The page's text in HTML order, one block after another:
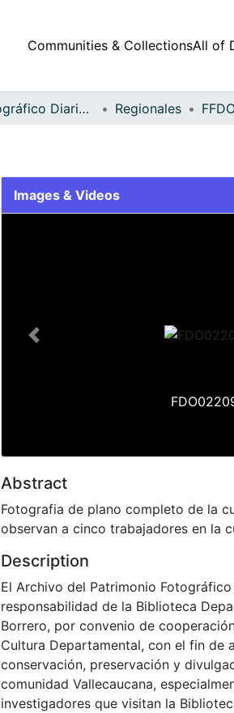
Communities & CollectionsAll of
Fondo Fotográfico Diario Occidente Regionales
Images & Videos
Previous
Abstract
Fotografia de plano completo de la
observan a cinco trabajadores en la
Description
El Archivo del Patrimonio
responsabilidad de la Biblioteca
Borrero, por convenio de
Cultura Departamental, con el fin de
conservación, preservación y
comunidad Vallecaucana,
investigadores que visitan la